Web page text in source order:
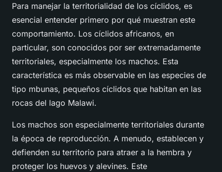
Para manejar la territorialidad de los cíclidos, es
esencial entender primero por qué muestran este
comportamiento. Los cíclidos africanos, en
particular, son conocidos por ser extremadamente
territoriales, especialmente los machos. Esta
característica es más observable en las especies de
tipo mbunas, pequeños cíclidos que habitan en las
rocas del lago Malawi.
Los machos son especialmente territoriales durante
la época de reproducción. A menudo, establecen y
defienden su territorio para atraer a la hembra y
proteger los huevos y alevines. Este